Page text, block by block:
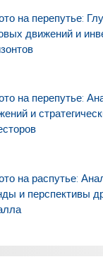
на перепутье:
движений и
на перепутье:
и
на распутье:
и перспективы